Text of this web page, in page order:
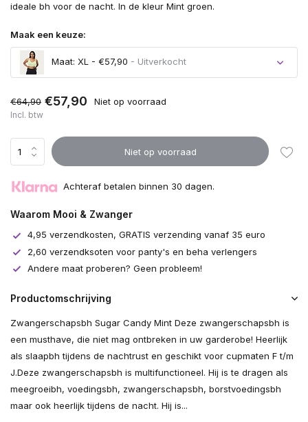
ideale bh voor de nacht. In de kleur Mint groen.
Maak een keuze:
Maat: XL - €57,90 - Uitverkocht
Uitverkocht
Uitverkocht
€64,90 €57,90 Niet op voorraad
Incl. btw
Niet op voorraad
Achteraf betalen binnen 30 dagen.
Waarom Mooi & Zwanger
4,95 verzendkosten, GRATIS verzending vanaf 35 euro
2,60 verzendksoten voor panty's en beha verlengers
Andere maat proberen? Geen probleem!
Productomschrijving
Zwangerschapsbh Sugar Candy Mint Deze zwangerschapsbh is
een musthave, die niet mag ontbreken in uw garderobe! Heerlijk
als slaapbh tijdens de nachtrust en geschikt voor cupmaten F t/m
J.Deze zwangerschapsbh is multifunctioneel. Hij is te dragen als
meegroeibh, voedingsbh, zwangerschapsbh, borstvoedingsbh
maar ook heerlijk tijdens de nacht. Hij is...